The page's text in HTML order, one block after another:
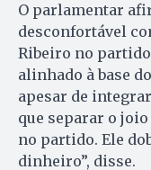
O parlamentar
desconfortável
Ribeiro no partido
alinhado à base
apesar de
que separar o
no partido. Ele
dinheiro”, disse.